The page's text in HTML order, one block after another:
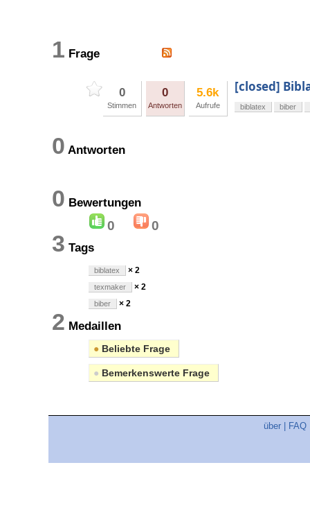
1 Frage
0
Stimmen
0
Antworten
5.6k
Aufrufe
[closed]
biblatex biber
0 Antworten
0 Bewertungen
0 0
3 Tags
biblatex × 2
texmaker × 2
biber × 2
2 Medaillen
● Beliebte Frage
● Bemerkenswerte Frage
über FAQ